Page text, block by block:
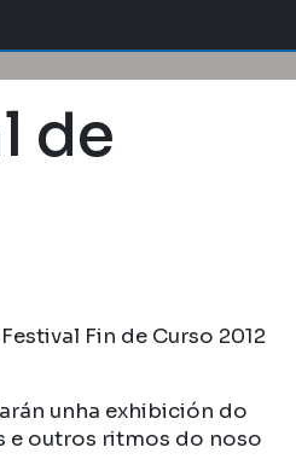
de
Fin de Curso 2012
unha exhibición do
e outros ritmos do noso